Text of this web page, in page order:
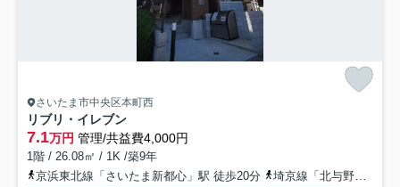
さいたま市中央区本町西
リブリ・イレブン
7.1万円 管理/共益費4,000円
1階 / 26.08㎡ / 1K /築9年
京浜東北線「さいたま新都心」駅 徒歩20分
埼京線「北与野」駅 徒歩13分